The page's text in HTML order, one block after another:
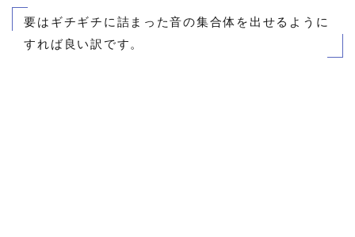
要はギチギチに詰まった音の集合体を出せるように
すれば良い訳です。